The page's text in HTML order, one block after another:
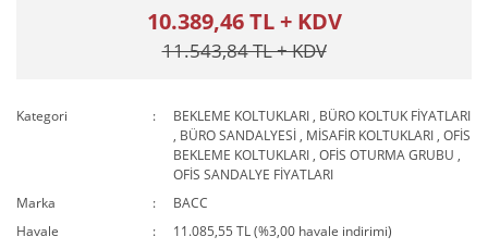
10.389,46 TL + KDV
11.543,84 TL + KDV
Kategori BEKLEME KOLTUKLARI , BÜRO KOLTUK FİYATLARI
, BÜRO SANDALYESİ , MİSAFİR KOLTUKLARI ,OFİS
BEKLEME KOLTUKLARI ,OFİS OTURMA GRUBU ,
OFİS SANDALYE FİYATLARI
Marka
BACC
Havale
11.085,55 TL (%3,00 havale indirimi)